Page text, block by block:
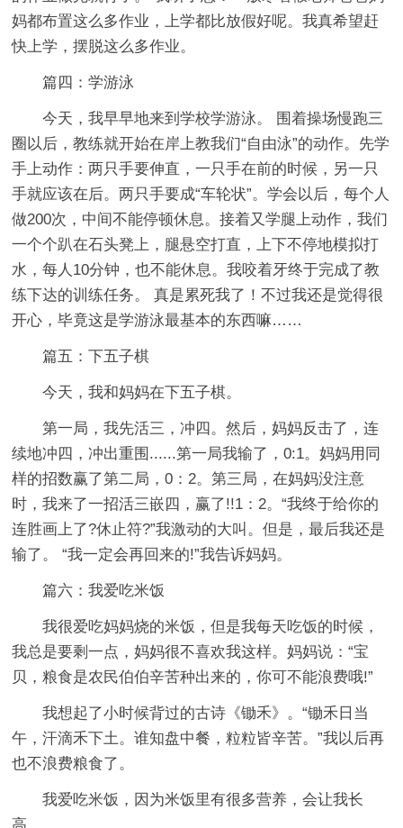
妈都布置这么多作业，上学都比放假好呢。我真希望赶
快上学，摆脱这么多作业。
篇四：学游泳
今天，我早早地来到学校学游泳。 围着操场慢跑三
圈以后，教练就开始在岸上教我们“自由泳”的动作。先学
手上动作：两只手要伸直，一只手在前的时候，另一只
手就应该在后。两只手要成“车轮状”。学会以后，每个人
做200次，中间不能停顿休息。接着又学腿上动作，我们
一个个趴在石头凳上，腿悬空打直，上下不停地模拟打
水，每人10分钟，也不能休息。我咬着牙终于完成了教
练下达的训练任务。 真是累死我了！不过我还是觉得很
开心，毕竟这是学游泳最基本的东西嘛……
篇五：下五子棋
今天，我和妈妈在下五子棋。
第一局，我先活三，冲四。然后，妈妈反击了，连
续地冲四，冲出重围......第一局我输了，0:1。妈妈用同
样的招数赢了第二局，0：2。第三局，在妈妈没注意
时，我来了一招活三嵌四，赢了!!1：2。“我终于给你的
连胜画上了?休止符?”我激动的大叫。但是，最后我还是
输了。 “我一定会再回来的!”我告诉妈妈。
篇六：我爱吃米饭
我很爱吃妈妈烧的米饭，但是我每天吃饭的时候，
我总是要剩一点，妈妈很不喜欢我这样。妈妈说：“宝
贝，粮食是农民伯伯辛苦种出来的，你可不能浪费哦!”
我想起了小时候背过的古诗《锄禾》。“锄禾日当
午，汗滴禾下土。谁知盘中餐，粒粒皆辛苦。”我以后再
也不浪费粮食了。
我爱吃米饭，因为米饭里有很多营养，会让我长